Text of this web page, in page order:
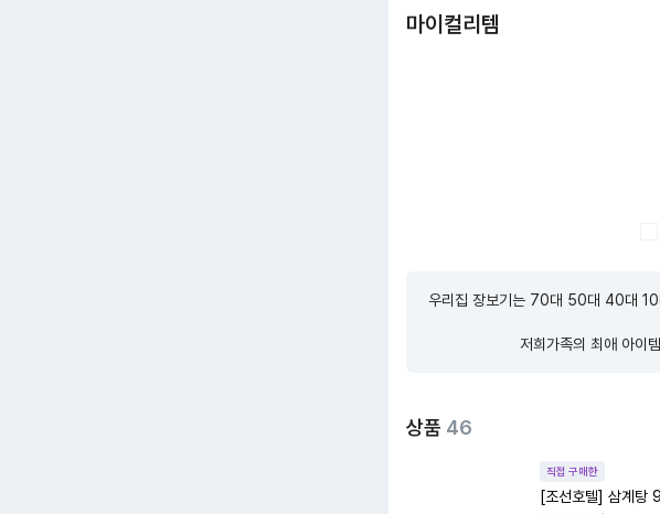
마이컬리템
우리집 장보기는 70대 50대 40대 10
저희가족의 최애 아이
상품 46
직접 구매한
[조선호텔] 삼계탕